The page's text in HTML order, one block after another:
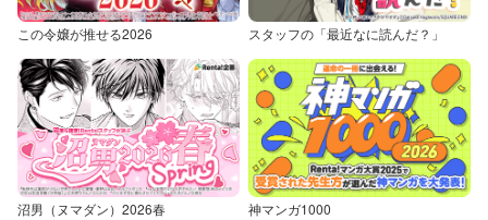
この令嬢が推せる2026 スタッフの「最近なに読んだ？」
沼男（ヌマダン）2026春 神マンガ1000